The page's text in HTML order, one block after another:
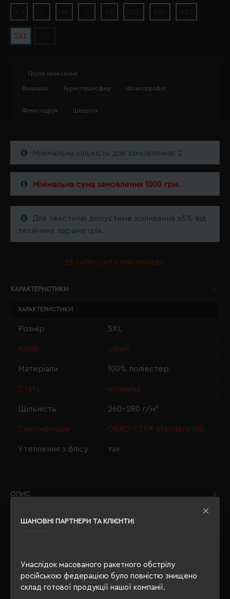
ШАНОВНІ ПАРТНЕРИ ТА КЛІЄНТИ!
Унаслідок масованого ракетного обстрілу
російською федерацією було повністю знищено
склад готової продукції нашої компанії.
5XL
Група нанесення
Вишивка Термотрансфер Шовкографія
Флексодрук Шеврон
Мінімальна кількість для замовлення: 2
Мінімальна сума замовлення 1000 грн.
Для текстилю допустиме коливання ±5% від
технічних параметрів.
ЗАПРОСИТИ ІНФОРМАЦІЮ
ХАРАКТЕРИСТИКИ
ХАРАКТЕРИСТИКИ
Розмір 5XL
Колір сірий
Матеріали 100% поліестер
Стать чоловіча
Щільність 260-280 г/м²
Сертифікація OEKO-TEX® Standard 100
Утеплення з флісу так
ОПИС
ВІДГУКИ
РЕКОМЕНДУЄМО